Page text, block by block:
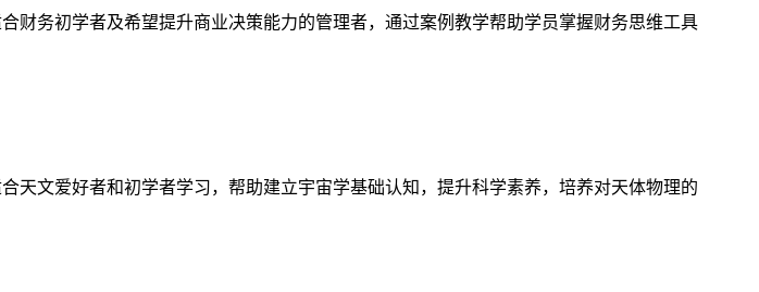
财务初学者及希望提升商业决策能力的管理者，通过案例教学帮助学员掌握财务思维工具
文爱好者和初学者学习，帮助建立宇宙学基础认知，提升科学素养，培养对天体物理的